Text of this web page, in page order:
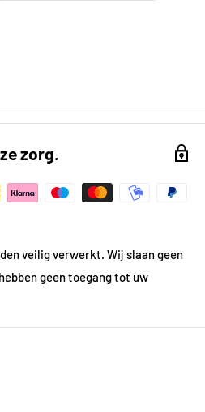
zorg.
veilig verwerkt. Wij slaan geen
geen toegang tot uw